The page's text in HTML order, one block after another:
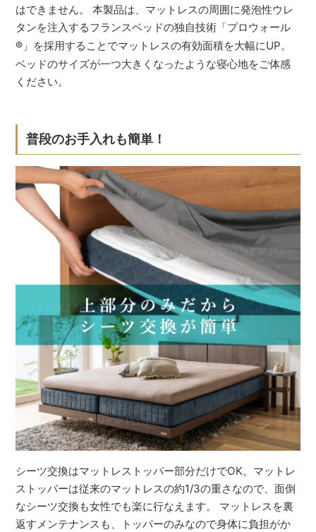
はできません。 本製品は、マットレスの周囲に発泡性ウレ
タンを注入するフランスベッドの独自技術「プロウォール
® 」を採用することでマットレスの有効面積を大幅にUP。
ベッドのサイズが一つ大きくなったような寝心地をご体感
ください。
普段のお手入れも簡単！
シーツ交換はマットレストッパー部分だけでOK。マットレ
ストッパーは従来のマットレスの約1/3の重さなので、面倒
なシーツ交換も女性でも楽に行なえます。 マットレスを裏
返すメンテナンスも、トッパーのみなので身体に負担がか